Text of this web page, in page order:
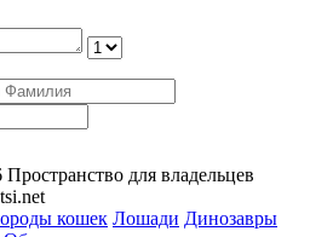
для владельцев
кошек Лошади Динозавры